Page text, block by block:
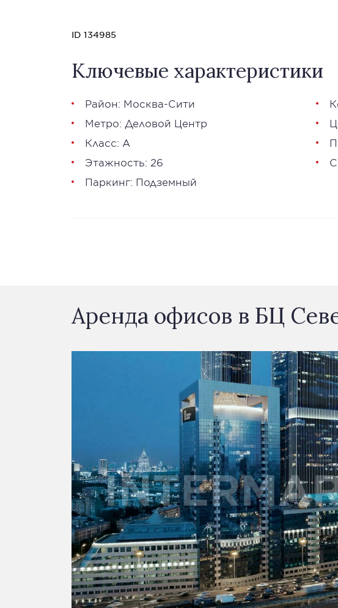
ID 134985
Ключевые характеристики
Район: Москва-Сити
Метро: Деловой Центр
Класс: А
Этажность: 26
Паркинг: Подземный
Аренда офисов в БЦ